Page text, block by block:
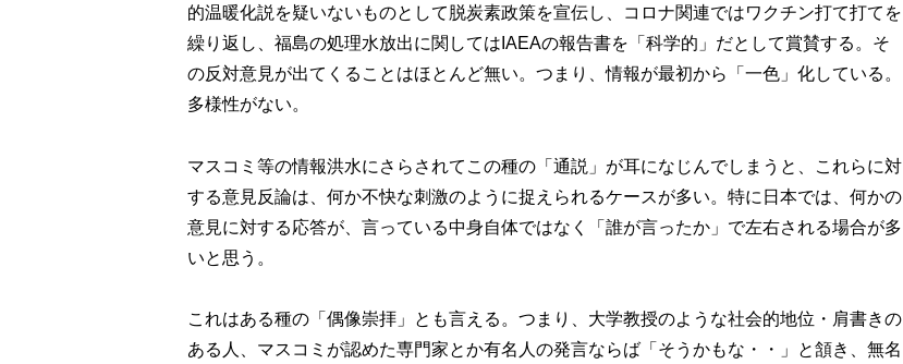
的温暖化説を疑いないものとして脱炭素政策を宣伝し、コロナ関連ではワクチン打て打てを
繰り返し、福島の処理水放出に関してはIAEAの報告書を「科学的」だとして賞賛する。そ
の反対意見が出てくることはほとんど無い。つまり、情報が最初から「一色」化している。
多様性がない。
マスコミ等の情報洪水にさらされてこの種の「通説」が耳になじんでしまうと、これらに対
する意見反論は、何か不快な刺激のように捉えられるケースが多い。特に日本では、何かの
意見に対する応答が、言っている中身自体ではなく「誰が言ったか」で左右される場合が多
いと思う。
これはある種の「偶像崇拝」とも言える。つまり、大学教授のような社会的地位・肩書きの
ある人、マスコミが認めた専門家とか有名人の発言ならば「そうかもな・・」と頷き、無名